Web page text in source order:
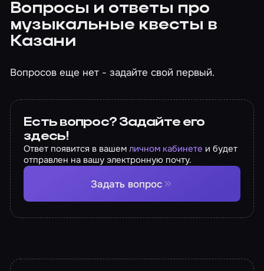
Вопросы и ответы про
музыкальные квесты в
Казани
Вопросов еще нет - задайте свой первый.
Есть вопрос? Задайте его
здесь!
Ответ появится в вашемличном кабинете и будет
отправлен на вашу электронную почту.
Задать вопрос